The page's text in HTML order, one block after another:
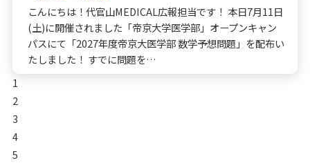
こんにちは！代官山MEDICAL広報担当です！ 本日7月11日
(土)に開催されました「帝京大学医学部」オープンキャン
パスにて「2027年度帝京大医学部 数学予想問題」を配布い
たしました！ すでに問題を…
1
2
3
4
5